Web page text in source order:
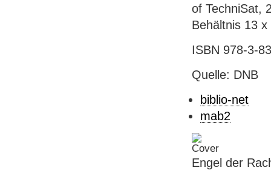
of TechniSat,
Behältnis 13
ISBN 978-3-
Quelle: DNB
biblio-net
mab2
Engel der